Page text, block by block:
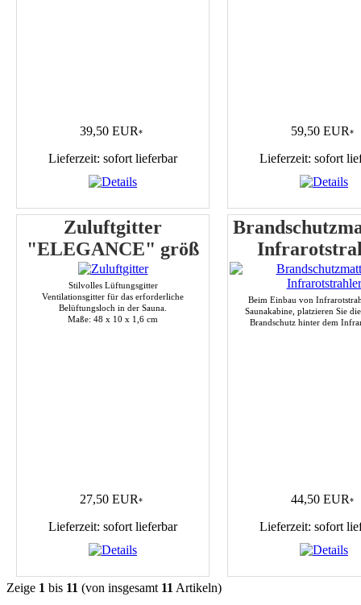
39,50 EUR*
Lieferzeit: sofort lieferbar
59,50 EUR*
Lieferzeit: sofort
Zuluftgitter
"ELEGANCE" größ
Stilvolles Lüftungsgitter
Ventilationsgitter für das erforderliche
Belüftungsloch in der Sauna.
Maße: 48 x 10 x 1,6 cm
27,50 EUR*
Lieferzeit: sofort lieferbar
Beim Einbau von
Saunakabine, platzieren Sie
Brandschutz hinter dem
44,50 EUR*
Lieferzeit: sofort
Zeige 1 bis 11 (von insgesamt 11 Artikeln)